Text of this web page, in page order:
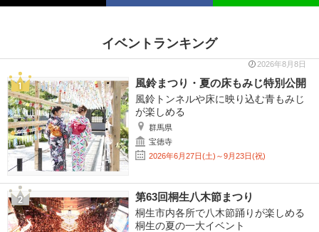
イベントランキング
2026年8月8日
風鈴まつり・夏の床もみじ特別公開
風鈴トンネルや床に映り込む青もみじ
が楽しめる
群馬県
宝徳寺
2026年6月27日(土)～9月23日(祝)
第63回桐生八木節まつり
桐生市内各所で八木節踊りが楽しめる
桐生の夏の一大イベント